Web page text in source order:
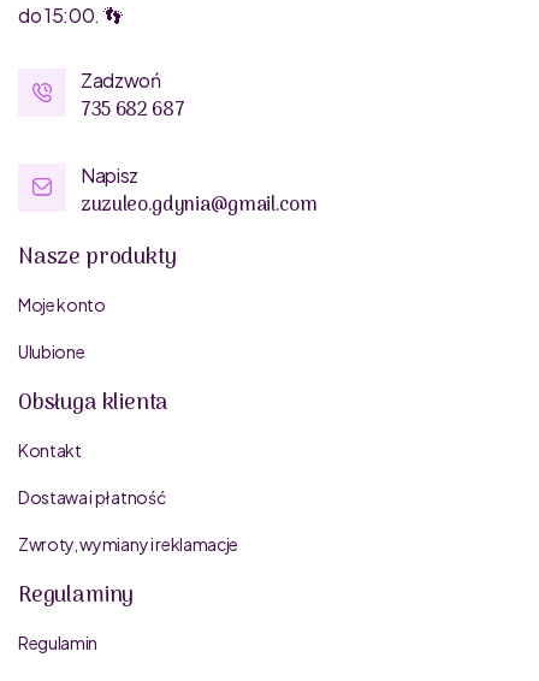
do 15:00. 👣
Zadzwoń
735 682 687
Napisz
zuzuleo.gdynia@gmail.com
Nasze produkty
Moje konto
Ulubione
Obsługa klienta
Kontakt
Dostawa i płatność
Zwroty, wymiany i reklamacje
Regulaminy
Regulamin